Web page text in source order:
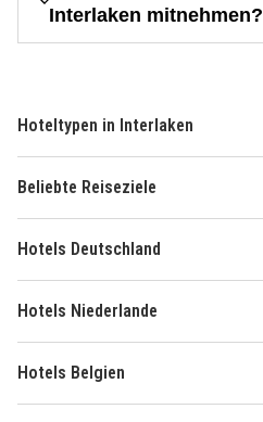
Interlaken mitnehmen?
Hoteltypen in Interlaken
Beliebte Reiseziele
Hotels Deutschland
Hotels Niederlande
Hotels Belgien